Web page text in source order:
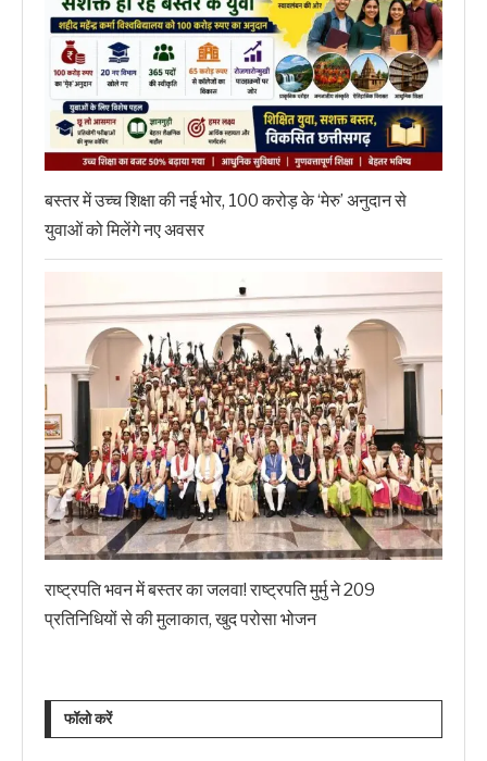
बस्तर में उच्च शिक्षा की नई भोर, 100 करोड़ के ‘मेरु’ अनुदान से
युवाओं को मिलेंगे नए अवसर
राष्ट्रपति भवन में बस्तर का जलवा! राष्ट्रपति मुर्मु ने 209
प्रतिनिधियों से की मुलाकात, खुद परोसा भोजन
फॉलो करें